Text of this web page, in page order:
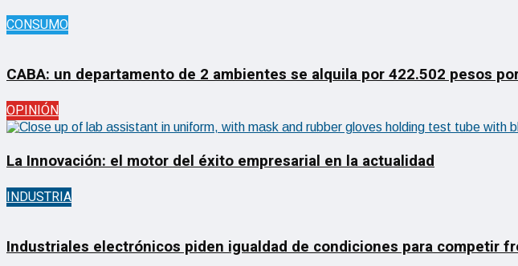
CONSUMO
CABA: un departamento de 2 ambientes se alquila por 422.502 pesos
OPINIÓN
La Innovación: el motor del éxito empresarial en la actualidad
INDUSTRIA
Industriales electrónicos piden igualdad de condiciones para competir